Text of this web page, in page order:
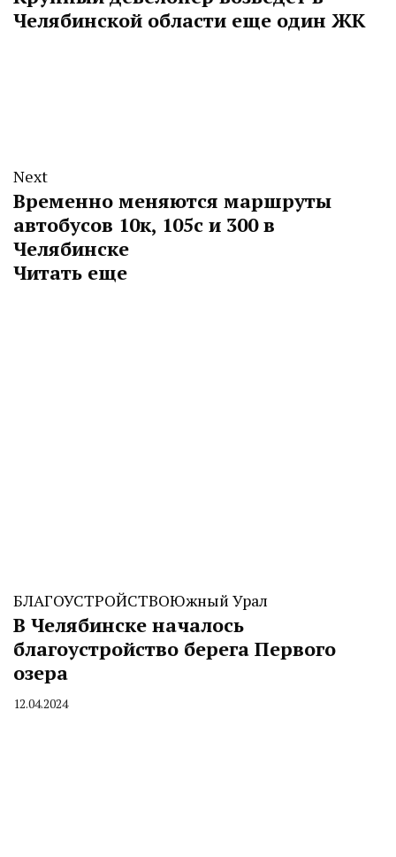
Челябинской области еще один ЖК
Next
Временно меняются маршруты
автобусов 10к, 105с и 300 в
Челябинске
Читать еще
БЛАГОУСТРОЙСТВОЮжный Урал
В Челябинске началось
благоустройство берега Первого
озера
By
12.04.2024